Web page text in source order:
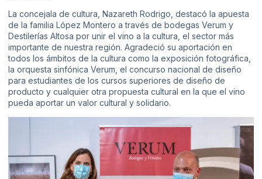
La concejala de cultura, Nazareth Rodrigo, destacó la apuesta
de la familia López Montero a través de bodegas Verum y
Destilerías Altosa por unir el vino a la cultura, el sector más
importante de nuestra región. Agradeció su aportación en
todos los ámbitos de la cultura como la exposición fotográfica,
la orquesta sinfónica Verum, el concurso nacional de diseño
para estudiantes de los cursos superiores de diseño de
producto y cualquier otra propuesta cultural en la que el vino
pueda aportar un valor cultural y solidario.